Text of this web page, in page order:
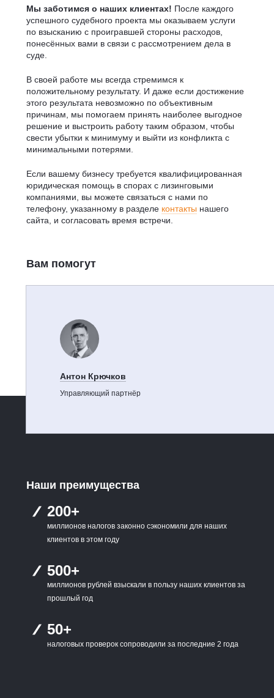
Мы заботимся о наших клиентах! После каждого
успешного судебного проекта мы оказываем услуги
по взысканию с проигравшей стороны расходов,
понесённых вами в связи с рассмотрением дела в
суде.
В своей работе мы всегда стремимся к
положительному результату. И даже если достижение
этого результата невозможно по объективным
причинам, мы помогаем принять наиболее выгодное
решение и выстроить работу таким образом, чтобы
свести убытки к минимуму и выйти из конфликта с
минимальными потерями.
Если вашему бизнесу требуется квалифицированная
юридическая помощь в спорах с лизинговыми
компаниями, вы можете связаться с нами по
телефону, указанному в разделе контакты нашего
сайта, и согласовать время встречи.
Вам помогут
Антон Крючков
Управляющий партнёр
Наши преимущества
200+
миллионов налогов законно сэкономили для наших
клиентов в этом году
500+
миллионов рублей взыскали в пользу наших клиентов за
прошлый год
50+
налоговых проверок сопроводили за последние 2 года